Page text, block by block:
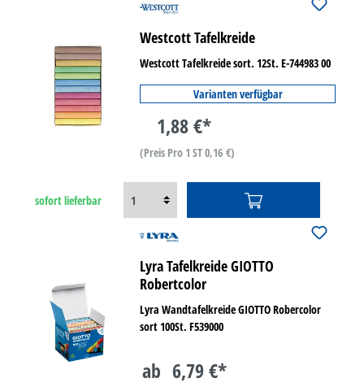
Westcott Tafelkreide
Westcott Tafelkreide sort. 12St. E-744983 00
Varianten verfügbar
1,88 €*
(Preis Pro 1 ST 0,16 €)
sofort lieferbar
Lyra Tafelkreide GIOTTO
Robertcolor
Lyra Wandtafelkreide GIOTTO Robercolor
sort 100St. F539000
ab 6,79 €*